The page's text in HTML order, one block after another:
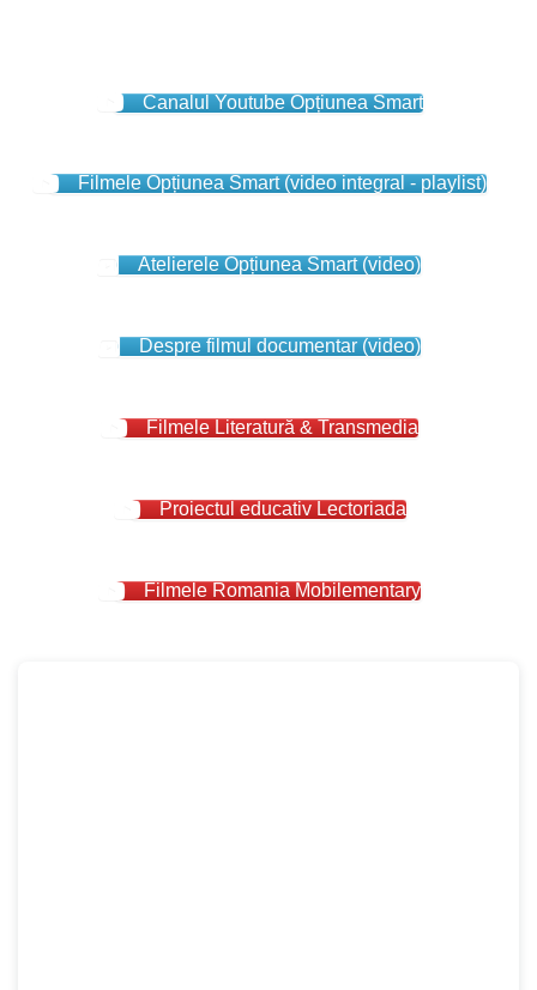
Canalul Youtube Opțiunea Smart
Filmele Opțiunea Smart (video integral - playlist)
Atelierele Opțiunea Smart (video)
Despre filmul documentar (video)
Filmele Literatură & Transmedia
Proiectul educativ Lectoriada
Filmele Romania Mobilementary